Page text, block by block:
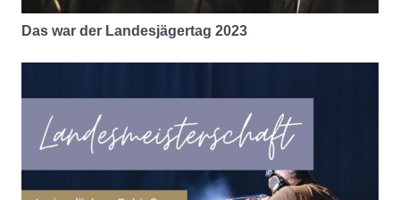
Das war der Landesjägertag 2023